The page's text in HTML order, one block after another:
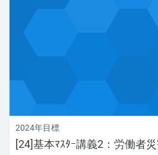
2024年目標
[24]基本ﾏｽﾀｰ講義2：労働者